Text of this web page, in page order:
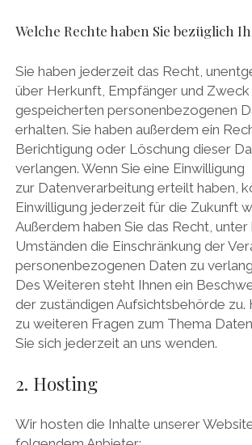
Welche Rechte haben Sie bezüglich
Sie haben jederzeit das Recht,
über Herkunft, Empfänger und
gespeicherten personenbezogenen
erhalten. Sie haben außerdem ein
Berichtigung oder Löschung dieser
verlangen. Wenn Sie eine Einwilligung
zur Datenverarbeitung erteilt haben,
Einwilligung jederzeit für die Zukunft
Außerdem haben Sie das Recht,
Umständen die Einschränkung der
personenbezogenen Daten zu
Des Weiteren steht Ihnen ein
der zuständigen Aufsichtsbehörde zu.
zu weiteren Fragen zum Thema
Sie sich jederzeit an uns wenden.
2. Hosting
Wir hosten die Inhalte unserer